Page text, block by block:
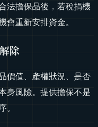
法擔保品後，若稅捐機
重新安排資金。
除
價值、產權狀況、是否
身風險。提供擔保不是